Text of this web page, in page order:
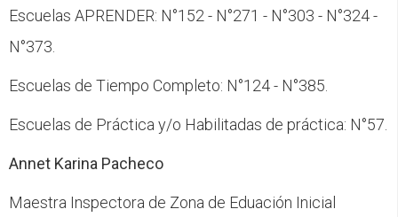
Escuelas APRENDER: N°152 - N°271 - N°303 - N°324 -
N°373.
Escuelas de Tiempo Completo: N°124 - N°385.
Escuelas de Práctica y/o Habilitadas de práctica: N°57.
Annet Karina Pacheco
Maestra Inspectora de Zona de Eduación Inicial